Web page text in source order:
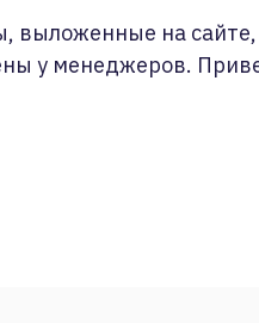
на
у менеджеров.